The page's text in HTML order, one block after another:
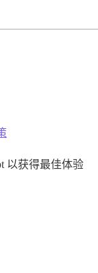
以获得最佳体验